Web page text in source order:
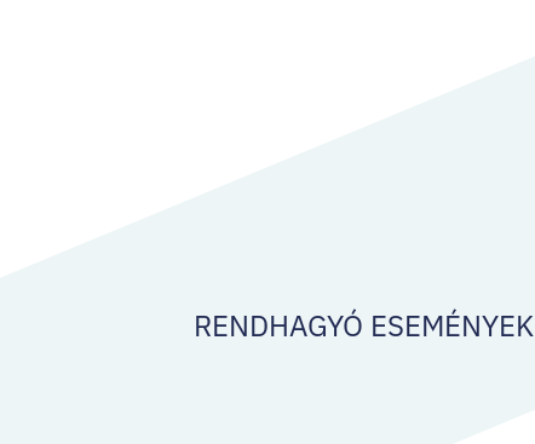
RENDHAGYÓ ESEMÉNYEK